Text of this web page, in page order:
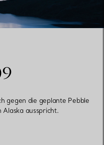
gegen die geplante Pebble
Alaska ausspricht.